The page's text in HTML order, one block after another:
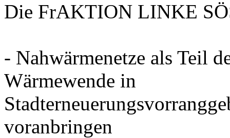
Die FrAKTION LINKE
- Nahwärmenetze als Teil
Wärmewende in
voranbringen